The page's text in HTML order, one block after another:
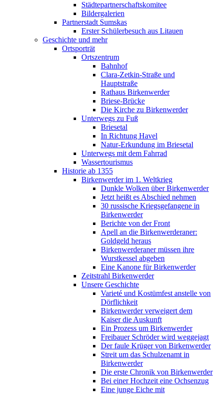
Städtepartnerschaftskomitee
Bildergalerien
Partnerstadt Sumskas
Erster Schülerbesuch aus Litauen
Geschichte und mehr
Ortsporträt
Ortszentrum
Bahnhof
Clara-Zetkin-Straße und
Hauptstraße
Rathaus Birkenwerder
Briese-Brücke
Die Kirche zu Birkenwerder
Unterwegs zu Fuß
Briesetal
In Richtung Havel
Natur-Erkundung im Briesetal
Unterwegs mit dem Fahrrad
Wassertourismus
Historie ab 1355
Birkenwerder im 1. Weltkrieg
Dunkle Wolken über Birkenwerder
Jetzt heißt es Abschied nehmen
30 russische Kriegsgefangene in
Birkenwerder
Berichte von der Front
Apell an die Birkenwerderaner:
Goldgeld heraus
Birkenwerderaner müssen ihre
Wurstkessel abgeben
Eine Kanone für Birkenwerder
Zeitstrahl Birkenwerder
Unsere Geschichte
Varieté und Kostümfest anstelle von
Dörflichkeit
Birkenwerder verweigert dem
Kaiser die Auskunft
Ein Prozess um Birkenwerder
Freibauer Schröder wird weggejagt
Der faule Krüger von Birkenwerder
Streit um das Schulzenamt in
Birkenwerder
Die erste Chronik von Birkenwerder
Bei einer Hochzeit eine Ochsenzug
Eine junge Eiche mit